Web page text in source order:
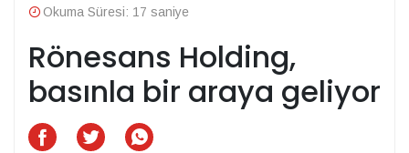
Okuma Süresi: 17 saniye
Rönesans Holding,
basınla bir araya geliyor